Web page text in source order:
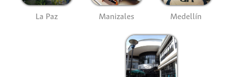
La Paz Manizales Medellín